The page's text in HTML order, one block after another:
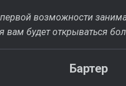
возможности
вам будет открываться
Бартер